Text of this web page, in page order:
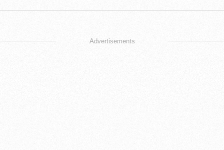
Advertisements